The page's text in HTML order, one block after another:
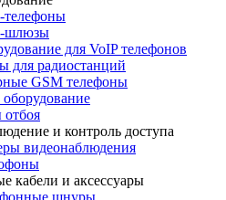
телефоны
шлюзы
для VoIP телефонов
для радиостанций
GSM телефоны
отбоя
и контроль доступа
видеонаблюдения
кабели и аксессуары